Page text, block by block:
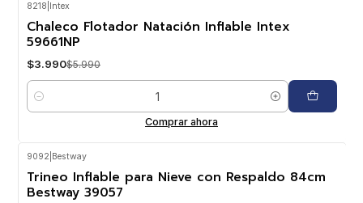
-33% OFF
8218 Intex
Chaleco Flotador Natación Inflable Intex
59661NP
$3.990$5.990
Cantidad
Comprar ahora
OFF
9092 Bestway
Trineo Inflable para Nieve con Respaldo 84cm
Bestway 39057